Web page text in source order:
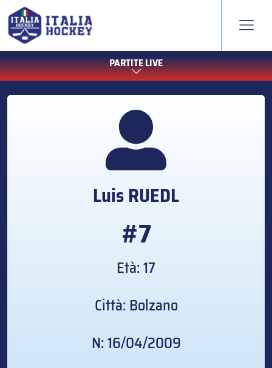
PARTITE LIVE
LuisRUEDL
#7
Età: 17
Città: Bolzano
N: 16/04/2009